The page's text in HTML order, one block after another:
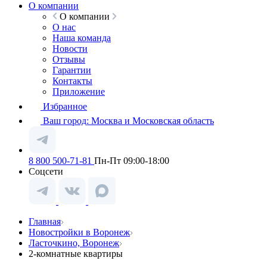
О компании
О компании
О нас
Наша команда
Новости
Отзывы
Гарантии
Контакты
Приложение
Избранное
Ваш город: Москва и Московская область
8 800 500-71-81 Пн-Пт 09:00-18:00
Соцсети
Главная
Новостройки в Воронеж
Ласточкино, Воронеж
2-комнатные квартиры